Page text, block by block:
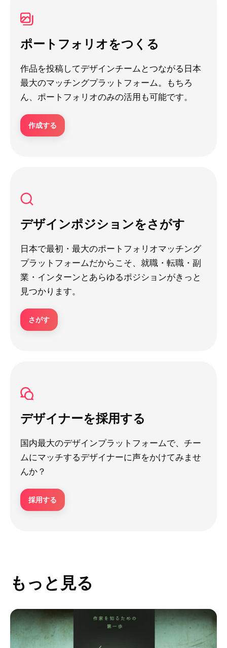
ポートフォリオをつくる
作品を投稿してデザインチームとつながる日本
最大のマッチングプラットフォーム。もちろ
ん、ポートフォリオのみの活用も可能です。
作成する
デザインポジションをさがす
日本で最初・最大のポートフォリオマッチング
プラットフォームだからこそ、就職・転職・副
業・インターンとあらゆるポジションがきっと
見つかります。
さがす
デザイナーを採用する
国内最大のデザインプラットフォームで、チー
ムにマッチするデザイナーに声をかけてみませ
んか？
採用する
もっと見る